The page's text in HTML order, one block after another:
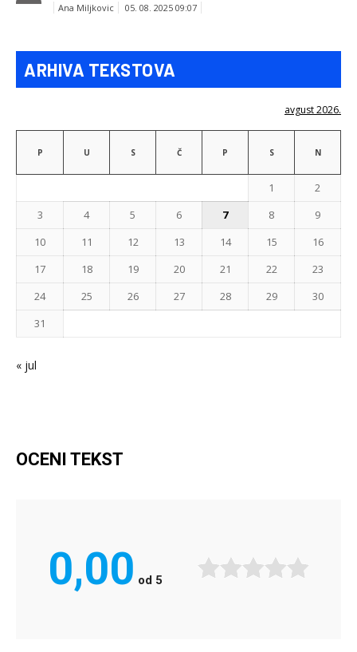
Ana Miljkovic 05. 08. 2025 09:07
ARHIVA TEKSTOVA
avgust 2026.
P U S Č P S N
1
2
3
4 5 6 7 8
9
10
11 12 13 14 15
16
17
18 19 20 21 22
23
24
25 26 27 28 29
30
31
« jul
OCENI TEKST
0,00 od 5